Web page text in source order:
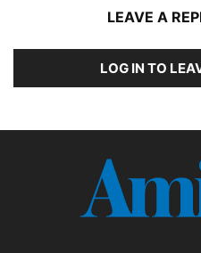
LEAVE A
LOG IN TO